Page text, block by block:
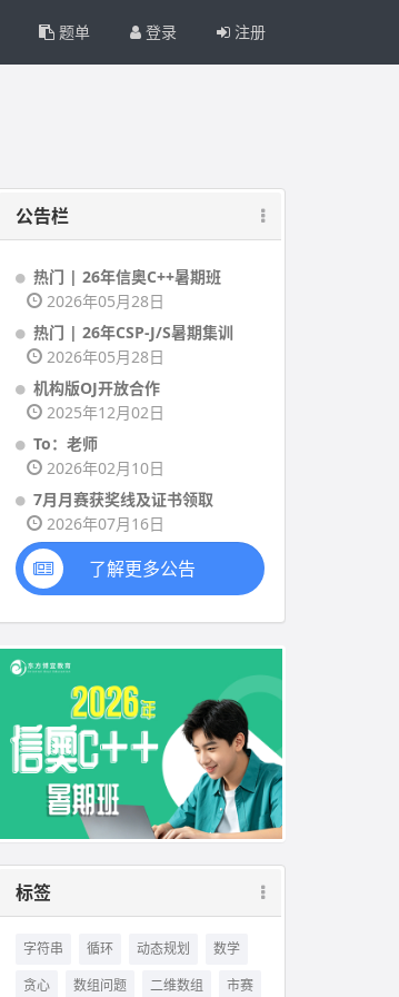
题单 登录 注册
公告栏
热门 | 26年信奥C++暑期班
2026年05月28日
热门 | 26年CSP-J/S暑期集训
2026年05月28日
机构版OJ开放合作
2025年12月02日
To：老师
2026年02月10日
7月月赛获奖线及证书领取
2026年07月16日
了解更多公告
标签
字符串 循环 动态规划
数学
贪心
数组问题 二维数组 市赛